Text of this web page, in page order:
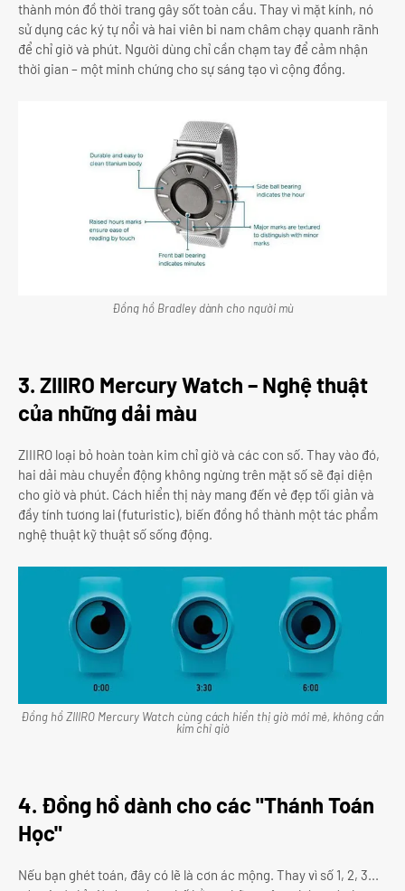
thành món đồ thời trang gây sốt toàn cầu. Thay vì mặt kính, nó
sử dụng các ký tự nổi và hai viên bi nam châm chạy quanh rãnh
để chỉ giờ và phút. Người dùng chỉ cần chạm tay để cảm nhận
thời gian – một minh chứng cho sự sáng tạo vì cộng đồng.
Đồng hồ Bradley dành cho người mù
3. ZIIIRO Mercury Watch – Nghệ thuật
của những dải màu
ZIIIRO loại bỏ hoàn toàn kim chỉ giờ và các con số. Thay vào đó,
hai dải màu chuyển động không ngừng trên mặt số sẽ đại diện
cho giờ và phút. Cách hiển thị này mang đến vẻ đẹp tối giản và
đầy tính tương lai (futuristic), biến đồng hồ thành một tác phẩm
nghệ thuật kỹ thuật số sống động.
Đồng hồ ZIIIRO Mercury Watch cùng cách hiển thị giờ mới mẻ, không cần
kim chỉ giờ
4. Đồng hồ dành cho các "Thánh Toán
Học"
Nếu bạn ghét toán, đây có lẽ là cơn ác mộng. Thay vì số 1, 2, 3...